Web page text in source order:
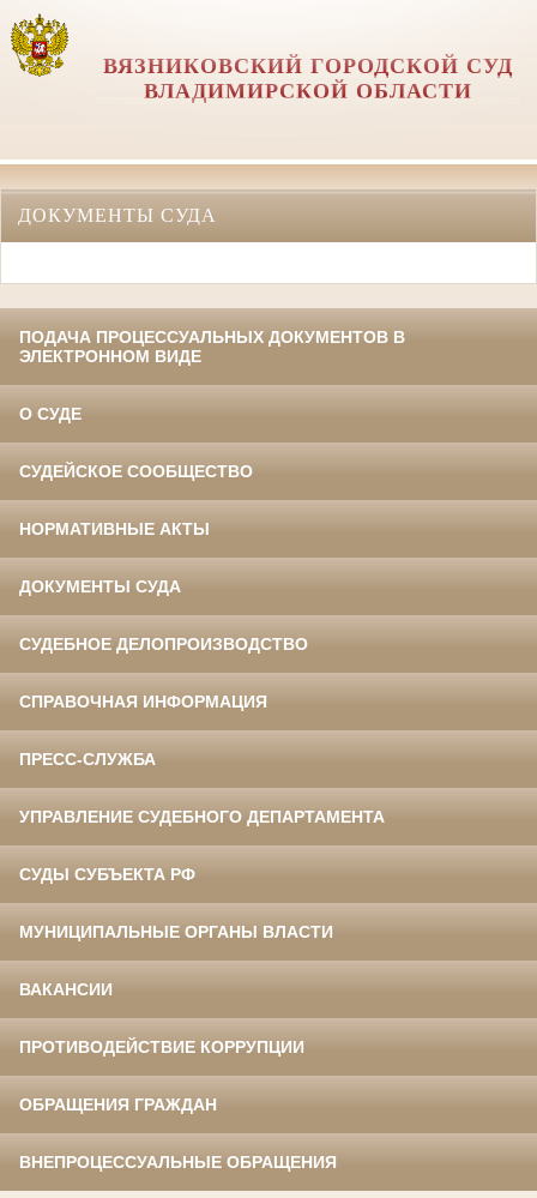
ВЯЗНИКОВСКИЙ ГОРОДСКОЙ СУД
ВЛАДИМИРСКОЙ ОБЛАСТИ
ДОКУМЕНТЫ СУДА
ПОДАЧА ПРОЦЕССУАЛЬНЫХ ДОКУМЕНТОВ В
ЭЛЕКТРОННОМ ВИДЕ
О СУДЕ
СУДЕЙСКОЕ СООБЩЕСТВО
НОРМАТИВНЫЕ АКТЫ
ДОКУМЕНТЫ СУДА
СУДЕБНОЕ ДЕЛОПРОИЗВОДСТВО
СПРАВОЧНАЯ ИНФОРМАЦИЯ
ПРЕСС-СЛУЖБА
УПРАВЛЕНИЕ СУДЕБНОГО ДЕПАРТАМЕНТА
СУДЫ СУБЪЕКТА РФ
МУНИЦИПАЛЬНЫЕ ОРГАНЫ ВЛАСТИ
ВАКАНСИИ
ПРОТИВОДЕЙСТВИЕ КОРРУПЦИИ
ОБРАЩЕНИЯ ГРАЖДАН
ВНЕПРОЦЕССУАЛЬНЫЕ ОБРАЩЕНИЯ